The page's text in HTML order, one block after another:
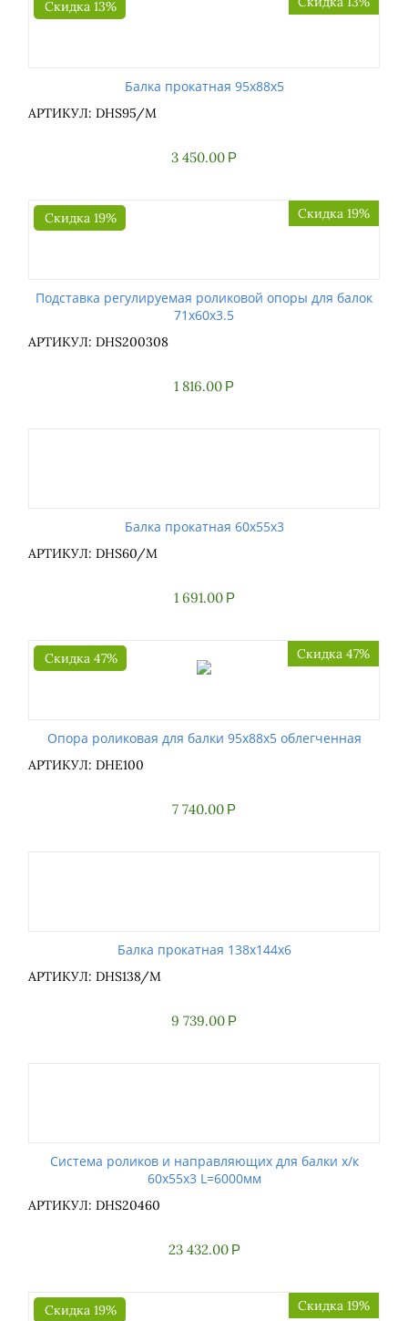
Скидка 13%
Балка прокатная 95x88x5
АРТИКУЛ: DHS95/M
3 450.00 Р
Скидка 19% Скидка 19%
Подставка регулируемая роликовой опоры для балок
71x60x3.5
АРТИКУЛ: DHS200308
1 816.00 Р
Балка прокатная 60x55x3
АРТИКУЛ: DHS60/M
1 691.00 Р
Скидка 47% Скидка 47%
Опора роликовая для балки 95х88х5 облегченная
АРТИКУЛ: DHE100
7 740.00 Р
Балка прокатная 138x144x6
АРТИКУЛ: DHS138/M
9 739.00 Р
Система роликов и направляющих для балки х/к
60x55x3 L=6000мм
АРТИКУЛ: DHS20460
23 432.00 Р
Скидка 19% Скидка 19%